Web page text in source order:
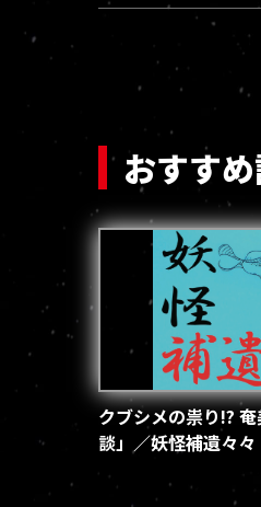
おすす
クブシメの祟り!?
談」／妖怪補遺々々